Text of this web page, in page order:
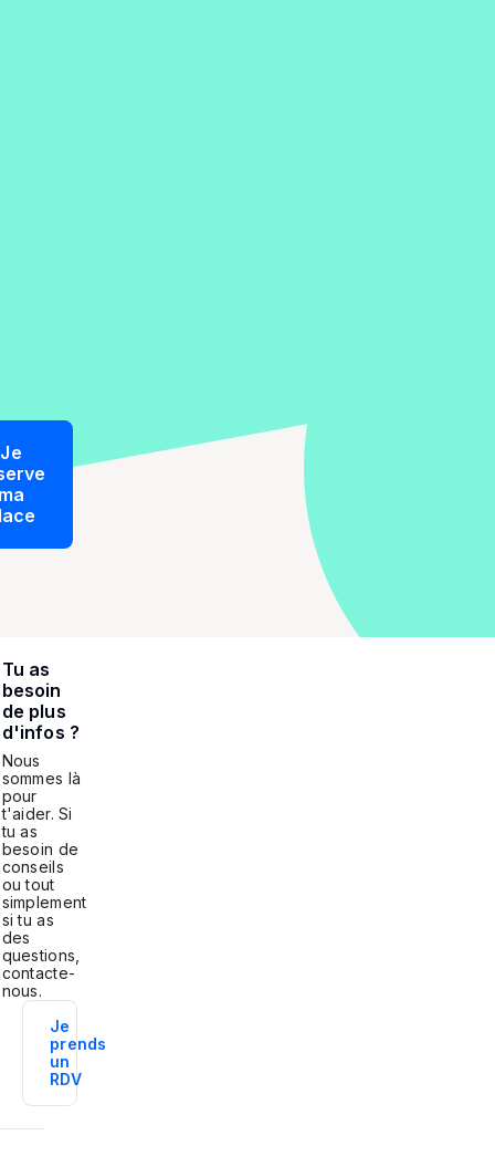
Je
Tu as
besoin
de plus
d'infos ?
Nous
sommes là
pour
t'aider. Si
tu as
besoin de
conseils
ou tout
simplement
si tu as
des
questions,
contacte-
nous.
Je
prends
un
RDV